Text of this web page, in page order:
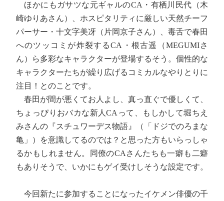
ほかにもガサツな元ギャルのCA・有栖川民代（木
崎ゆりあさん）、ホスピタリティに厳しい天然チーフ
パーサー・十文字美冴（片岡京子さん）、毒舌で春田
へのツッコミが炸裂するCA・根古遥（MEGUMIさ
ん）ら多彩なキャラクターが登場するそう。個性的な
キャラクターたちが繰り広げるコミカルなやりとりに
注目！とのことです。
春田が間が悪くてお人よし、真っ直ぐで優しくて、
ちょっぴりおバカな新人CAって、もしかして堀ちえ
みさんの『スチュワーデス物語』（「ドジでのろまな
亀」）を意識してるのでは？と思った方もいらっしゃ
るかもしれません。同僚のCAさんたちも一癖も二癖
もありそうで、いかにもゲイ受けしそうな設定です。
今回新たに参加することになったイケメン俳優の千